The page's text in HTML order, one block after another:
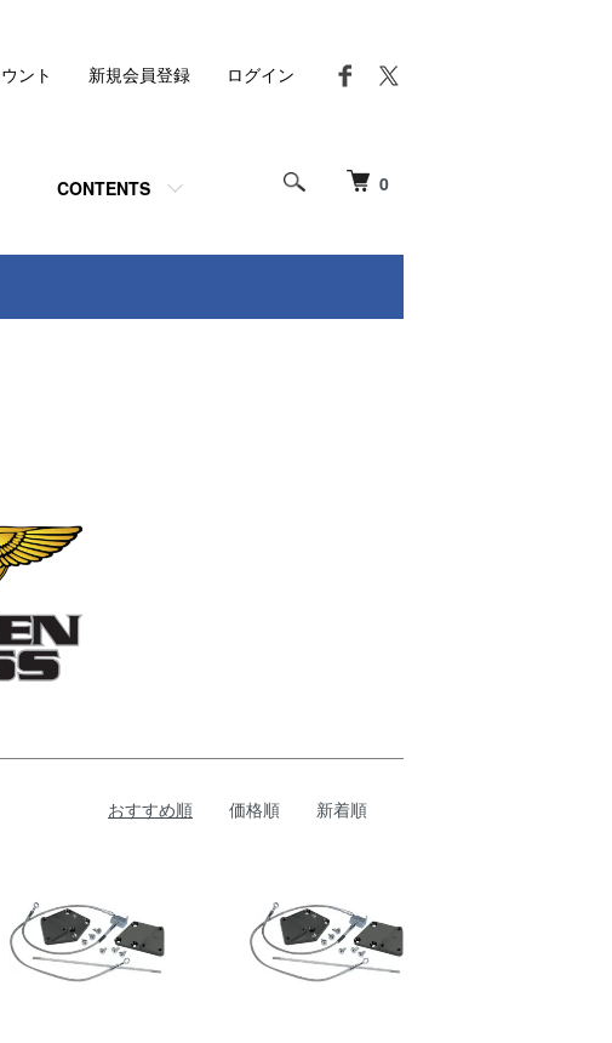
0
CONTENTS
ント 新規会員登録 ログイン
おすすめ順 価格順 新着順